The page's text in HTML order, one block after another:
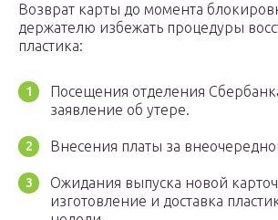
Возврат карты до момента
держателю избежать процедуры
пластика:
Посещения отделения
заявление об утере.
Внесения платы за
Ожидания выпуска новой
изготовление и доставка